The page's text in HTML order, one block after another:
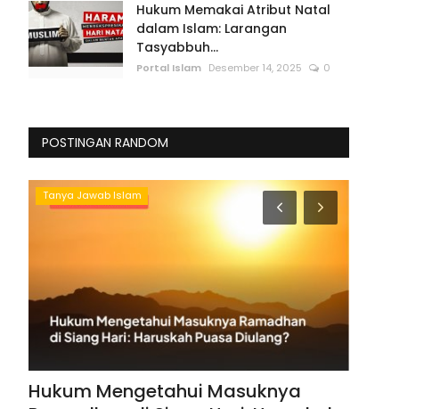
Hukum Memakai Atribut Natal
dalam Islam: Larangan
Tasyabbuh...
Portal Islam Desember 14, 2025 0
POSTINGAN RANDOM
Tanya Jawab Islam
Hukum Mengetahui Masuknya